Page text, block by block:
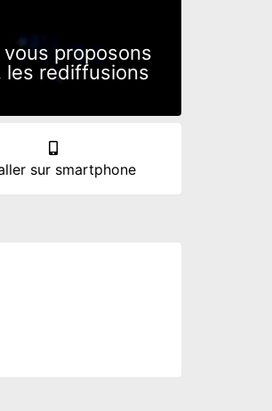
proposons
les rediffusions
sur smartphone